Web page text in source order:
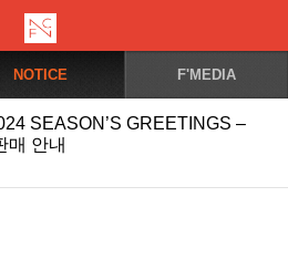
NOTICE F'MEDIA
SEASON’S GREETINGS –
매 안내